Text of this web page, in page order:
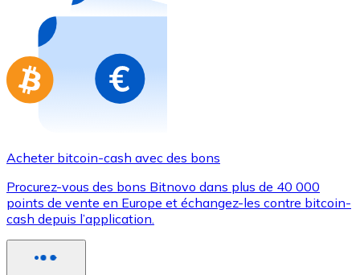
Achetez des cartes-cadeaux de vos marques
Aller à la boutique de cartes-cadeaux
Acheter bitcoin-cash avec des bons
Procurez-vous des bons Bitnovo dans plus de 40 000
points de vente en Europe et échangez-les contre bitcoin-
cash depuis l’application.